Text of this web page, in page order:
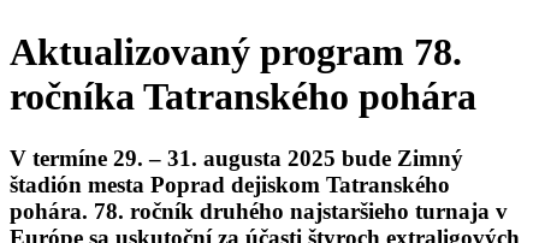
Aktualizovaný program 78.
ročníka Tatranského pohára
V termíne 29. – 31. augusta 2025 bude Zimný
štadión mesta Poprad dejiskom Tatranského
pohára. 78. ročník druhého najstaršieho turnaja v
Európe sa uskutoční za účasti štyroch extraligových